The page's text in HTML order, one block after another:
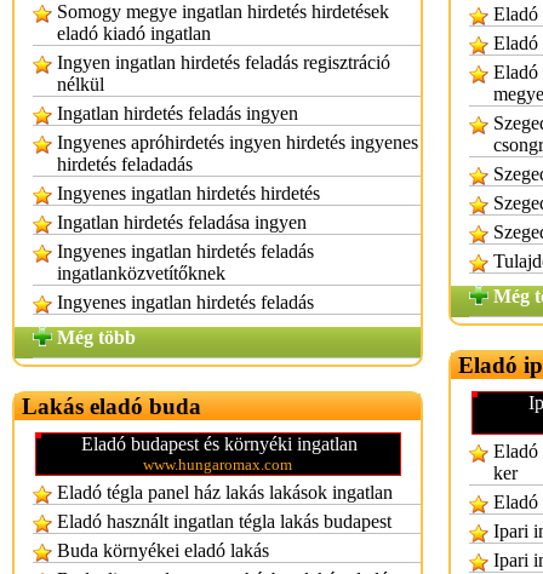
Somogy megye ingatlan hirdetés hirdetések
eladó kiadó ingatlan
Ingyen ingatlan hirdetés feladás regisztráció
nélkül
Ingatlan hirdetés feladás ingyen
Ingyenes apróhirdetés ingyen hirdetés ingyenes
hirdetés feladadás
Ingyenes ingatlan hirdetés hirdetés
Ingatlan hirdetés feladása ingyen
Ingyenes ingatlan hirdetés feladás
ingatlanközvetítőknek
Ingyenes ingatlan hirdetés feladás
Még több
Lakás eladó buda
Eladó budapest és környéki ingatlan
www.hungaromax.com
Eladó tégla panel ház lakás lakások ingatlan
Eladó használt ingatlan tégla lakás budapest
Buda környékei eladó lakás
Eladó
Eladó
Eladó
megye
Még
Eladó
Eladó
ker
Eladó
Ipari
Ipari